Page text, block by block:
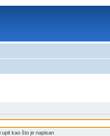
kao što je napisan